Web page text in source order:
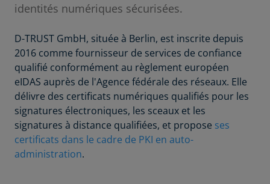
identités numériques sécurisées.
D-TRUST GmbH, située à Berlin, est inscrite depuis
2016 comme fournisseur de services de confiance
qualifié conformément au règlement européen
eIDAS auprès de l'Agence fédérale des réseaux. Elle
délivre des certificats numériques qualifiés pour les
signatures électroniques, les sceaux et les
signatures à distance qualifiées, et propose ses
certificats dans le cadre de PKI en auto-
administration.